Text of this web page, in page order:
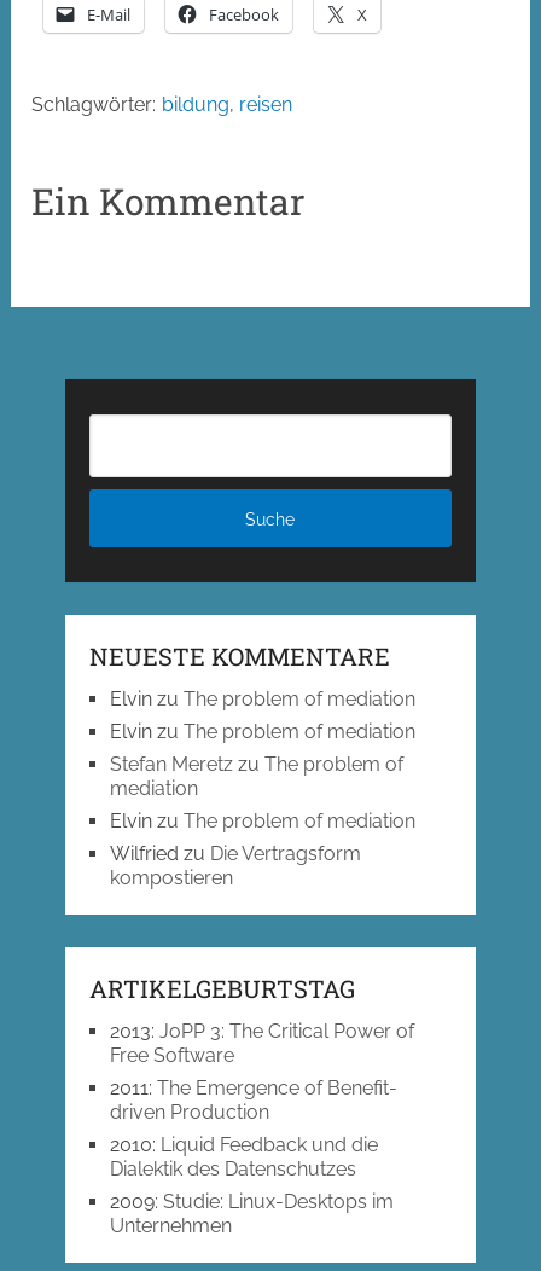
E-Mail Facebook X
Schlagwörter: bildung, reisen
Ein Kommentar
NEUESTE KOMMENTARE
Elvinzu The problem of mediation
Elvinzu The problem of mediation
Stefan Meretzzu The problem of
mediation
Elvinzu The problem of mediation
Wilfried zu Die Vertragsform
kompostieren
ARTIKELGEBURTSTAG
2013: JoPP 3: The Critical Power of
Free Software
2011: The Emergence of Benefit-
driven Production
2010: Liquid Feedback und die
Dialektik des Datenschutzes
2009: Studie: Linux-Desktops im
Unternehmen